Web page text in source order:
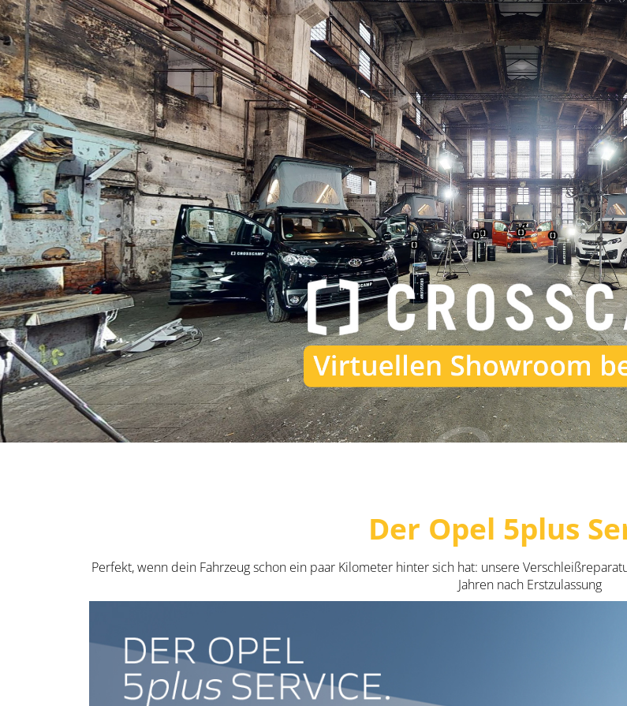
Der Opel 5plus
Perfekt, wenn dein Fahrzeug schon ein paar Kilometer hinter sich hat: unsere
Jahren nach Erstzulassung